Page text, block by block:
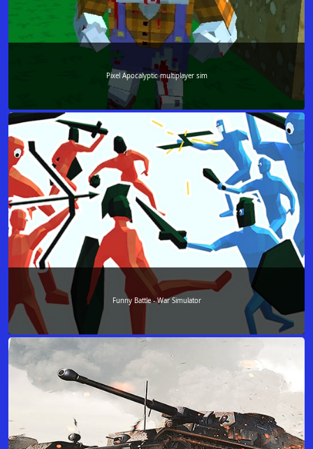
Pixel Apocalyptic multiplayer sim
Funny Battle - War Simulator